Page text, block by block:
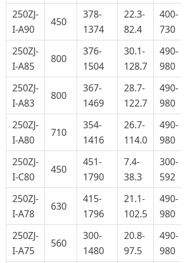
250ZJ-
I-A90
450
378-
1374
22.3-
82.4
400-
730
250ZJ-
I-A85
800
376-
1504
30.1-
128.7
490-
980
250ZJ-
I-A83
800
367-
1469
28.7-
122.7
490-
980
250ZJ-
I-A80
710
354-
1416
26.7-
114.0
490-
980
250ZJ-
I-C80
450
451-
1790
7.4-
38.3
300-
592
250ZJ-
I-A78
630
415-
1796
21.1-
102.5
490-
980
250ZJ-
I-A75
560
300-
1480
20.8-
97.5
490-
980